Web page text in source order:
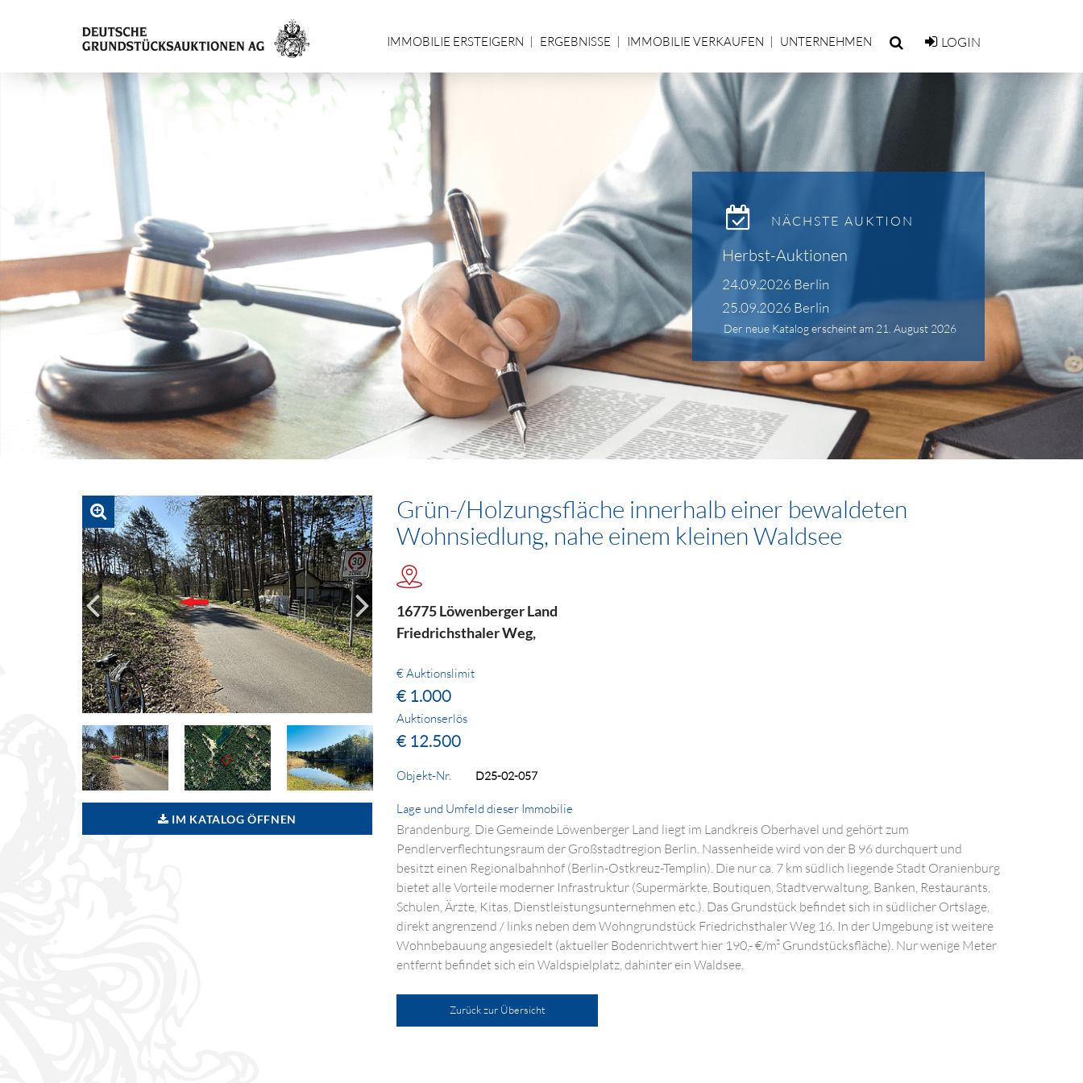
IMMOBILIE ERSTEIGERN ERGEBNISSE IMMOBILIE VERKAUFEN UNTERNEHMEN LOGIN
NÄCHSTE AUKTION
Herbst-Auktionen
24.09.2026 Berlin
25.09.2026 Berlin
Der neue Katalog erscheint am 21. August 2026
IM KATALOG ÖFFNEN
Grün-/Holzungsfläche innerhalb einer bewaldeten
Wohnsiedlung, nahe einem kleinen Waldsee
16775 Löwenberger Land
Friedrichsthaler Weg,
€ Auktionslimit
€ 1.000
Auktionserlös
€ 12.500
Objekt-Nr. D25-02-057
Lage und Umfeld dieser Immobilie
Brandenburg. Die Gemeinde Löwenberger Land liegt im Landkreis Oberhavel und gehört zum
Pendlerverflechtungsraum der Großstadtregion Berlin. Nassenheide wird von der B 96 durchquert und
besitzt einen Regionalbahnhof (Berlin-Ostkreuz-Templin). Die nur ca. 7 km südlich liegende Stadt Oranienburg
bietet alle Vorteile moderner Infrastruktur (Supermärkte, Boutiquen, Stadtverwaltung, Banken, Restaurants,
Schulen, Ärzte, Kitas, Dienstleistungsunternehmen etc.). Das Grundstück befindet sich in südlicher Ortslage,
direkt angrenzend / links neben dem Wohngrundstück Friedrichsthaler Weg 16. In der Umgebung ist weitere
Wohnbebauung angesiedelt (aktueller Bodenrichtwert hier 190,- €/m² Grundstücksfläche). Nur wenige Meter
entfernt befindet sich ein Waldspielplatz, dahinter ein Waldsee.
Zurück zur Übersicht